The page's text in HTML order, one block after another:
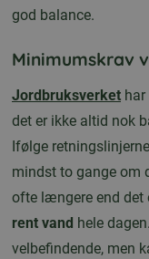
god balance.
Minimumskrav
Jordbruksverket
det er ikke altid nok
Ifølge
mindst to gange om
ofte længere end det
rent vand hele
velbefindende, men